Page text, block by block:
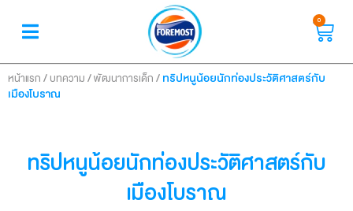
0
หน้าแรก / บทความ /พัฒนาการเด็ก /ทริปหนูน้อยนักท่องประวัติศาสตร์กับ
เมืองโบราณ
ทริปหนูน้อยนักท่องประวัติศาสตร์กับ
เมืองโบราณ